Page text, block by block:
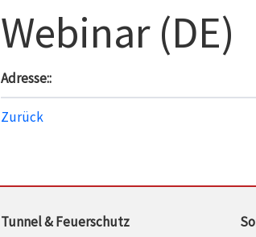
Webinar (DE)
Adresse::
Zurück
Tunnel & Feuerschutz